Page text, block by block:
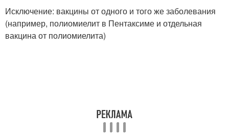
Исключение: вакцины от одного и того же заболевания
(например, полиомиелит в Пентаксиме и отдельная
вакцина от полиомиелита)